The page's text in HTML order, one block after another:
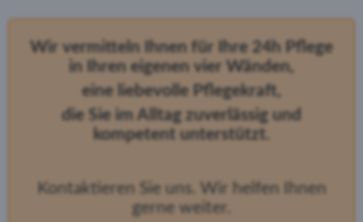
Wir vermitteln Ihnen für Ihre 24h Pflege
in Ihren eigenen vier Wänden,
eine liebevolle Pflegekraft,
die Sie im Alltag zuverlässig und
kompetent unterstützt.
Kontaktieren Sie uns. Wir helfen Ihnen
gerne weiter.